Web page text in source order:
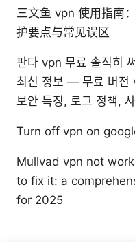
三文鱼 vpn 使用指南
护要点与常见误区
판다 vpn 무료 솔직히
최신 정보 — 무료 버전
보안 특징, 로그 정책,
Turn off vpn on
Mullvad vpn not
to fix it: a
for 2025